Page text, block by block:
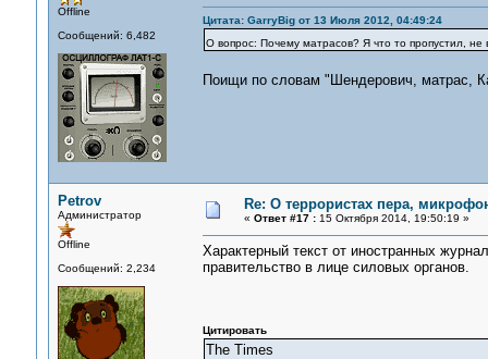
Offline
Сообщений: 6,482
Цитата: GarryBig от 13 Июля 2012, 04:49:24
О вопрос: Почему матрасов? Я что то пропустил,
Поищи по словам "Шендерович, матрас,
Petrov
Администратор
Offline
Сообщений: 2,234
Re: О террористах пера,
« Ответ #17 :15 Октября 2014, 19:50:19 »
Характерный текст от иностранных
правительство в лице силовых органов.
Цитировать
The Times